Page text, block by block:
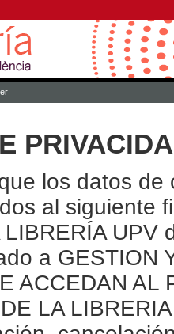
los datos
al siguiente
LIBRERÍA
a GESTION
ACCEDAN AL
LA